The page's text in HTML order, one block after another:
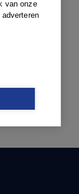
van onze